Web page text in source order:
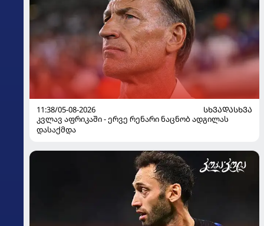
11:38/05-08-2026
ᲡᲮᲕᲐᲓᲐᲡᲮᲕᲐ
კვლავ აფრიკაში - ერვე რენარი ნაცნობ ადგილას
დასაქმდა